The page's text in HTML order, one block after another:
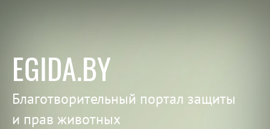
EGIDA.BY
Благотворительный портал защиты
и прав животных